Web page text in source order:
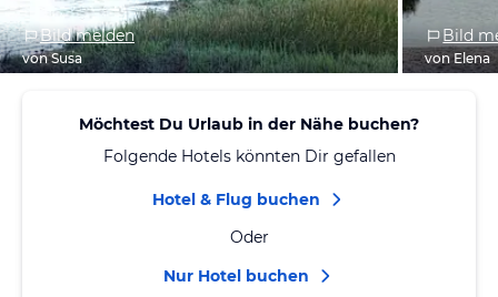
Bild melden
von Susa
Bild
von Elena
Möchtest Du Urlaub in der Nähe buchen?
Folgende Hotels könnten Dir gefallen
Hotel & Flug buchen
Oder
Nur Hotel buchen